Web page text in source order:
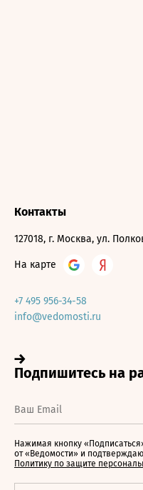
Контакты
127018, г. Москва, ул.
На карте
+7 495 956-34-58
info@vedomosti.ru
Нажимая кнопку
от «Ведомости» и
Политику по защите